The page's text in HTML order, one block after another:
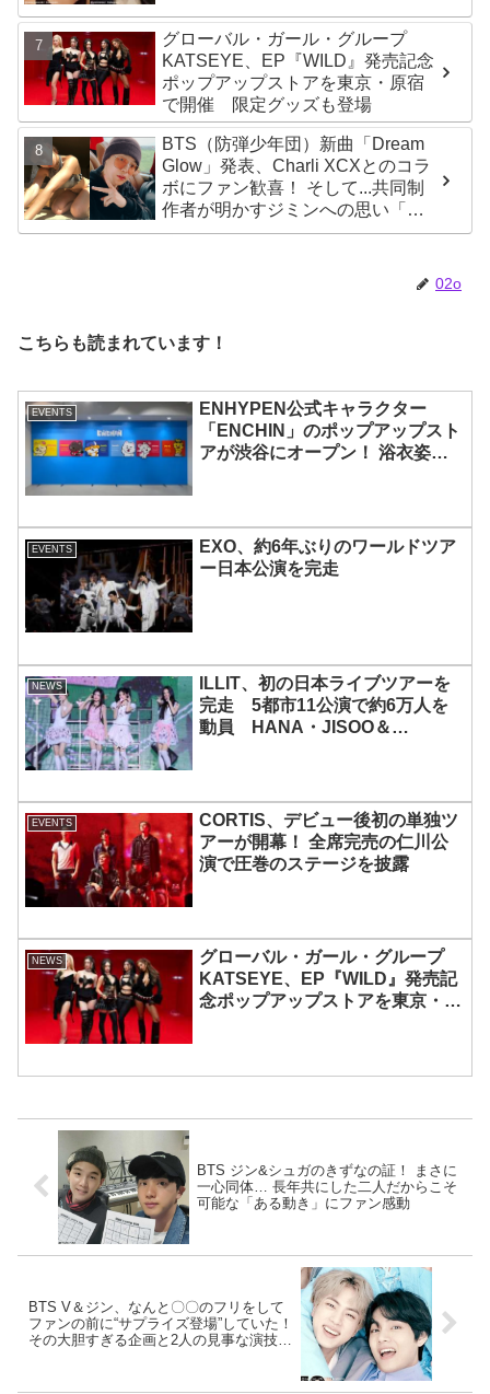
グローバル・ガール・グループ
KATSEYE、EP『WILD』発売記念
ポップアップストアを東京・原宿
で開催 限定グッズも登場
BTS（防弾少年団）新曲「Dream
Glow」発表、Charli XCXとのコラ
ボにファン歓喜！ そして...共同制
作者が明かすジミンへの思い「彼
の夢、そして彼の絶望から生まれ
02o
こちらも読まれています！
EVENTS
ENHYPEN公式キャラクター
「ENCHIN」のポップアップスト
アが渋谷にオープン！ 浴衣姿の
EVENTS
EXO、約6年ぶりのワールドツア
ー日本公演を完走
NEWS
ILLIT、初の日本ライブツアーを
完走 5都市11公演で約6万人を
動員 HANA・JISOO＆
EVENTS
CORTIS、デビュー後初の単独ツ
アーが開幕！ 全席完売の仁川公
演で圧巻のステージを披露
NEWS
グローバル・ガール・グループ
KATSEYE、EP『WILD』発売記
念ポップアップストアを東京・原
BTS ジン&シュガのきずなの証！ まさに
一心同体… 長年共にした二人だからこそ
可能な「ある動き」にファン感動
BTS V＆ジン、なんと〇〇のフリをして
ファンの前に“サプライズ登場”していた！
その大胆すぎる企画と2人の見事な演技力
声殺到